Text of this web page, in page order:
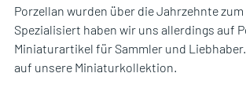
Porzellan wurden über die Jahrzehnte
Spezialisiert haben wir uns allerdings auf
Miniaturartikel für Sammler und
auf unsere Miniaturkollektion.